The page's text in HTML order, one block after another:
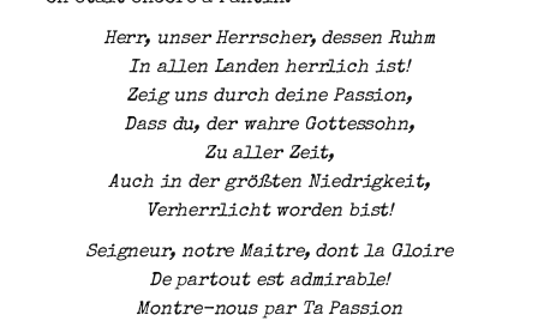
Herr, unser Herrscher, dessen Ruhm
In allen Landen herrlich ist!
Zeig uns durch deine Passion,
Dass du, der wahre Gottessohn,
Zu aller Zeit,
Auch in der größten Niedrigkeit,
Verherrlicht worden bist!
Seigneur, notre Maitre, dont la Gloire
De partout est admirable!
Montre-nous par Ta Passion